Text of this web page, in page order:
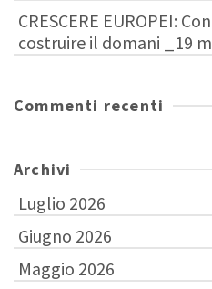
CRESCERE EUROPEI:
costruire il domani _19
Commenti recenti
Archivi
Luglio 2026
Giugno 2026
Maggio 2026